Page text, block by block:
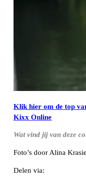
Klik hier om de top
Kixx Online
Wat vind jij van deze
Foto’s door Alina
Delen via: